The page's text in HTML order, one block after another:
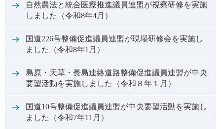
自然農法と統合医療推進議員連盟が視察研修を実施
しました（令和8年4月）
国道226号整備促進議員連盟が現場研修会を実施し
ました（令和8年1月）
島原・天草・長島連絡道路整備促進議員連盟が中央
要望活動を実施しました（令和８年１月）
国道10号整備促進議員連盟が中央要望活動を実施し
ました（令和7年11月）